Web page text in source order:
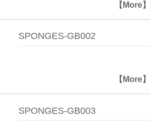
【More】
SPONGES-GB002
【More】
SPONGES-GB003